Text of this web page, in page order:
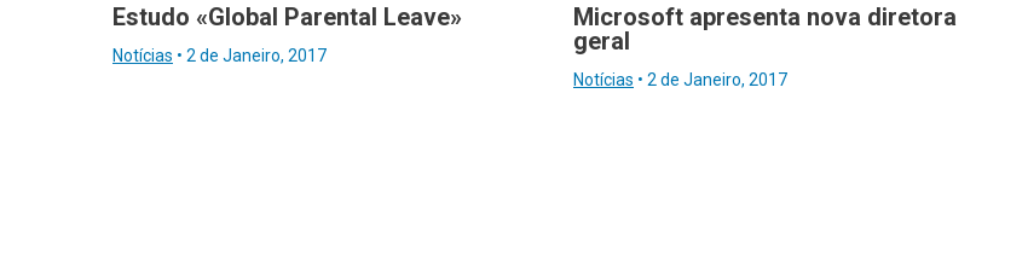
Estudo «Global Parental Leave»
Notícias • 2 de Janeiro, 2017
Microsoft apresenta nova diretora
geral
Notícias • 2 de Janeiro, 2017